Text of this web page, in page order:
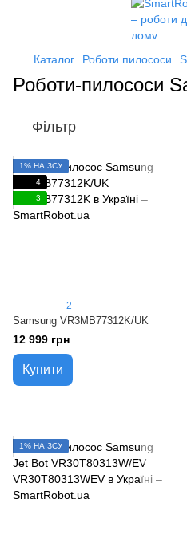
Каталог Роботи пилососи
Роботи-пилососи
Фільтр
1% НА ЗСУ
4
3
2
Samsung VR3MB77312K/UK
12 999 грн
Купити
1% НА ЗСУ